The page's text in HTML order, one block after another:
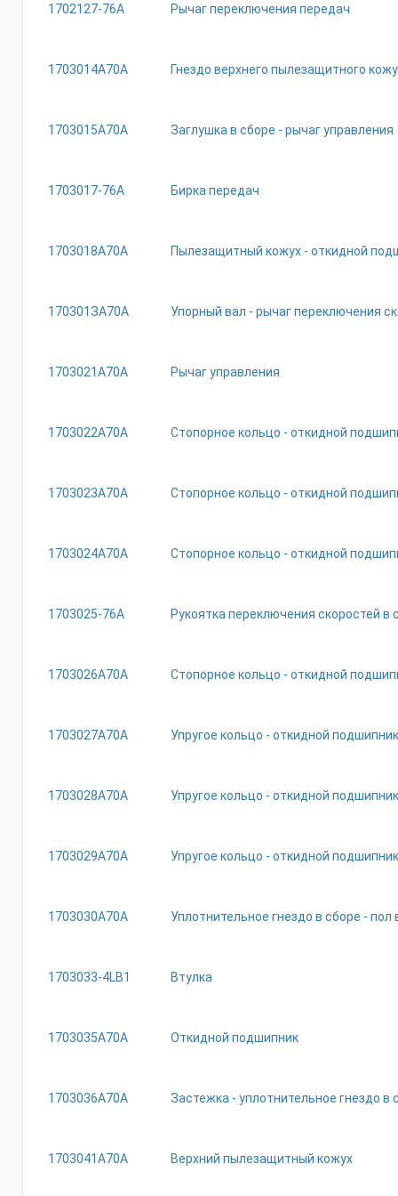
1702127-76A Рычаг переключения передач
1703014A70A Гнездо верхнего пылезащитного
1703015A70A Заглушка в сборе - рычаг управления
1703017-76A Бирка передач
1703018A70A Пылезащитный кожух - откидной
170301ЗA70A Упорный вал - рычаг переключения
1703021A70A Рычаг управления
1703022A70A Стопорное кольцо - откидной
1703023A70A Стопорное кольцо - откидной
1703024A70A Стопорное кольцо - откидной
1703025-76A Рукоятка переключения скоростей в
1703026A70A Стопорное кольцо - откидной
1703027A70A Упругое кольцо - откидной подшипник
1703028A70A Упругое кольцо - откидной подшипник
1703029A70A Упругое кольцо - откидной подшипник
1703030A70A Уплотнительное гнездо в сборе - пол
1703033-4LB1 Втулка
1703035A70A Откидной подшипник
1703036A70A Застежка - уплотнительное гнездо в
1703041A70A Верхний пылезащитный кожух